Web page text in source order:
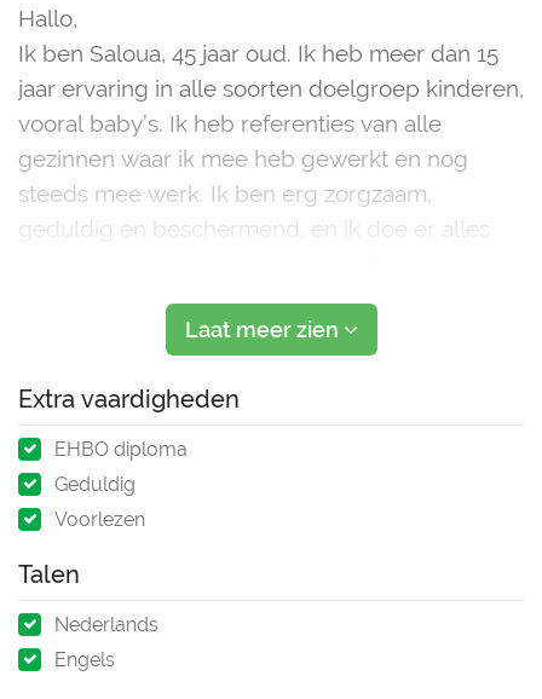
Hallo,
Ik ben Saloua, 45 jaar oud. Ik heb meer dan 15
jaar ervaring in alle soorten doelgroep kinderen,
vooral baby’s. Ik heb referenties van alle
gezinnen waar ik mee heb gewerkt en nog
steeds mee werk. Ik ben erg zorgzaam,
geduldig en beschermend, en ik doe er alles
Ik heb al mijn kinderen opgevoed en geholpen
Laat meer zien
Extra vaardigheden
EHBO diploma
Geduldig
Voorlezen
Talen
Nederlands
Engels